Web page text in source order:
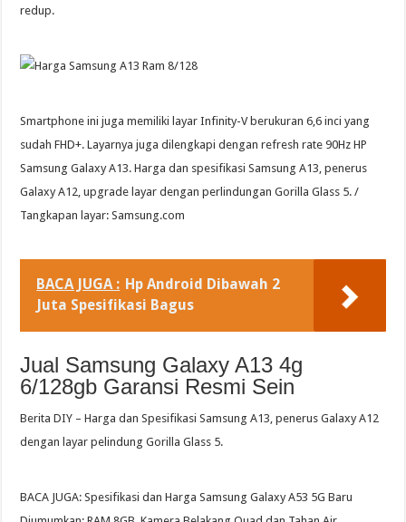
redup.
Smartphone ini juga memiliki layar Infinity-V berukuran 6,6 inci yang
sudah FHD+. Layarnya juga dilengkapi dengan refresh rate 90Hz HP
Samsung Galaxy A13. Harga dan spesifikasi Samsung A13, penerus
Galaxy A12, upgrade layar dengan perlindungan Gorilla Glass 5. /
Tangkapan layar: Samsung.com
BACA JUGA : Hp Android Dibawah 2
Juta Spesifikasi Bagus
Jual Samsung Galaxy A13 4g
6/128gb Garansi Resmi Sein
Berita DIY – Harga dan Spesifikasi Samsung A13, penerus Galaxy A12
dengan layar pelindung Gorilla Glass 5.
BACA JUGA: Spesifikasi dan Harga Samsung Galaxy A53 5G Baru